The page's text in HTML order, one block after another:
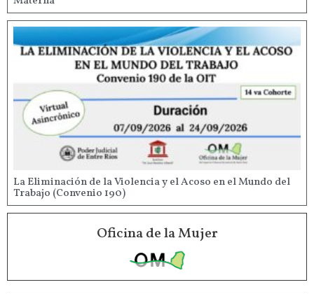
La Eliminación de la Violencia y el Acoso en el Mundo del
Trabajo (Convenio 190)
Oficina de la Mujer